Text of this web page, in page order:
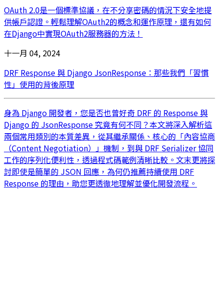
OAuth 2.0是一個標準協議，在不分享密碼的情況下安全地提
供帳戶認證。輕鬆理解OAuth2的概念和運作原理，還有如何
在Django中實現OAuth2服務器的方法！
十一月 04, 2024
DRF Response 與 Django JsonResponse：那些我們「習慣
性」使用的背後原理
身為 Django 開發者，您是否也曾好奇 DRF 的 Response 與
Django 的 JsonResponse 究竟有何不同？本文將深入解析這
兩個常用類別的本質差異，從其繼承關係、核心的「內容協商
（Content Negotiation）」機制，到與 DRF Serializer 協同
工作的序列化便利性，透過程式碼範例清晰比較。文末更將探
討即使是簡單的 JSON 回應，為何仍推薦持續使用 DRF
Response 的理由，助您更透徹地理解並優化開發流程。